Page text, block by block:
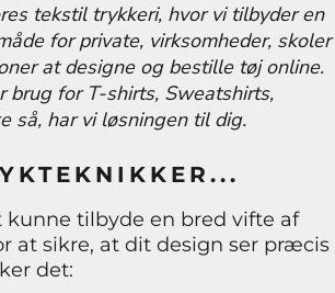
tekstil trykkeri, hvor vi tilbyder en
for private, virksomheder, skoler
at designe og bestille tøj online.
brug for T-shirts, Sweatshirts,
så, har vi løsningen til dig.
kunne tilbyde en bred vifte af
at sikre, at dit design ser præcis
det: